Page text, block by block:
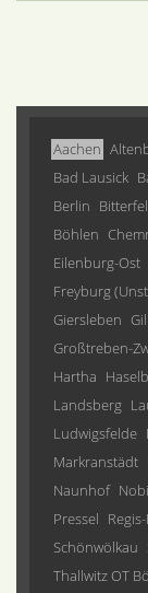
Aachen
Bad Lausick
Berlin
Böhlen
Eilenburg-Ost
Freyburg
Giersleben
Großtreben-
Hartha
Landsberg
Ludwigsfelde
Markranstädt
Naunhof
Pressel
Schönwölkau
Thallwitz OT